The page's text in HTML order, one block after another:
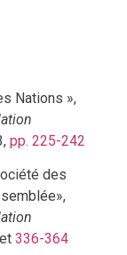
Nations »,
pp. 225-242
des
336-364